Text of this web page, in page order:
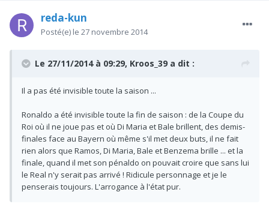
reda-kun
Posté(e) le 27 novembre 2014
Le 27/11/2014 à 09:29, Kroos_39 a dit :
Il a pas été invisible toute la saison ...
Ronaldo a été invisible toute la fin de saison : de la Coupe du
Roi où il ne joue pas et où Di Maria et Bale brillent, des demis-
finales face au Bayern où même s'il met deux buts, il ne fait
rien alors que Ramos, Di Maria, Bale et Benzema brille ... et la
finale, quand il met son pénaldo on pouvait croire que sans lui
le Real n'y serait pas arrivé ! Ridicule personnage et je le
penserais toujours. L'arrogance à l'état pur.